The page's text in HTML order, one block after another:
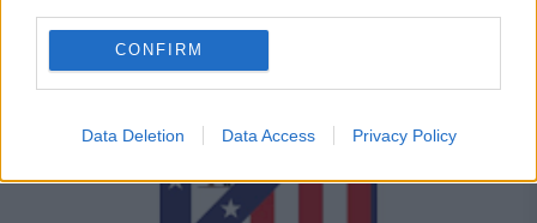
CONFIRM
Data Deletion Data Access Privacy Policy
revină pe teren